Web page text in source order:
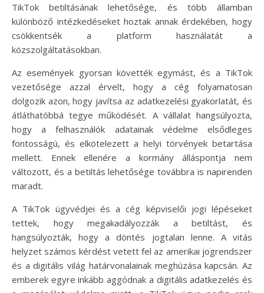
TikTok betiltásának lehetősége, és több államban
különböző intézkedéseket hoztak annak érdekében, hogy
csökkentsék a platform használatát a
közszolgáltatásokban.
Az események gyorsan követték egymást, és a TikTok
vezetősége azzal érvelt, hogy a cég folyamatosan
dolgozik azon, hogy javítsa az adatkezelési gyakorlatát, és
átláthatóbbá tegye működését. A vállalat hangsúlyozta,
hogy a felhasználók adatainak védelme elsődleges
fontosságú, és elkötelezett a helyi törvények betartása
mellett. Ennek ellenére a kormány álláspontja nem
változott, és a betiltás lehetősége továbbra is napirenden
maradt.
A TikTok ügyvédjei és a cég képviselői jogi lépéseket
tettek, hogy megakadályozzák a betiltást, és
hangsúlyozták, hogy a döntés jogtalan lenne. A vitás
helyzet számos kérdést vetett fel az amerikai jogrendszer
és a digitális világ határvonalainak meghúzása kapcsán. Az
emberek egyre inkább aggódnak a digitális adatkezelés és